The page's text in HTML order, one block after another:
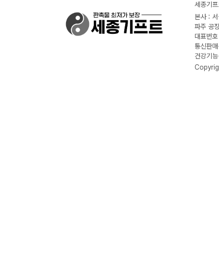
세종기
본사 :
파주 공
대표번
통신판
건강기